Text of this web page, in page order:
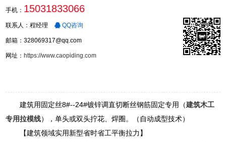
手机： 15031833066
联系人：程经理 QQ咨询
邮箱：328069317@qq.com
网址：https://www.caopiding.com
建筑用固定丝8#--24#镀锌调直切断丝钢筋固定专用（建筑木工
专用拉模线），单头或双头拧花、焊圈。（自动成型技术）
【建筑领域实用新型省时省工平衡拉力】